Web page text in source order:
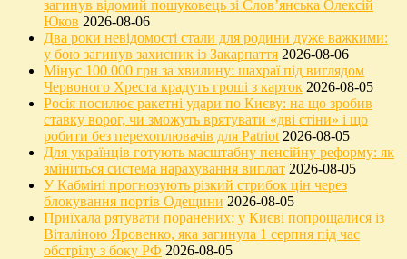
загинув відомий пошуковець зі Слов’янська Олексій
Юков 2026-08-06
Два роки невідомості стали для родини дуже важкими:
у бою загинув захисник із Закарпаття 2026-08-06
Мінус 100 000 грн за хвилину: шахраї під виглядом
Червоного Хреста крадуть гроші з карток 2026-08-05
Росія посилює ракетні удари по Києву: на що зробив
ставку ворог, чи зможуть врятувати «дві стіни» і що
робити без перехоплювачів для Patriot 2026-08-05
Для українців готують масштабну пенсійну реформу: як
зміниться система нарахування виплат 2026-08-05
У Кабміні прогнозують різкий стрибок цін через
блокування портів Одещини 2026-08-05
Приїхала рятувати поранених: у Києві попрощалися із
Віталіною Яровенко, яка загинула 1 серпня під час
обстрілу з боку РФ 2026-08-05